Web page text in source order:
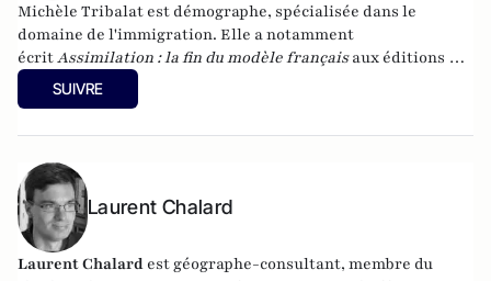
Michèle Tribalat est démographe, spécialisée dans le
domaine de l'immigration. Elle a notamment
écritAssimilation : la fin du modèle français aux éditions du
Toucan (2013). Son dernier ouvrage
et souci de la vérité
SUIVRE
Laurent Chalard
Laurent Chalard est géographe-consultant, membre du